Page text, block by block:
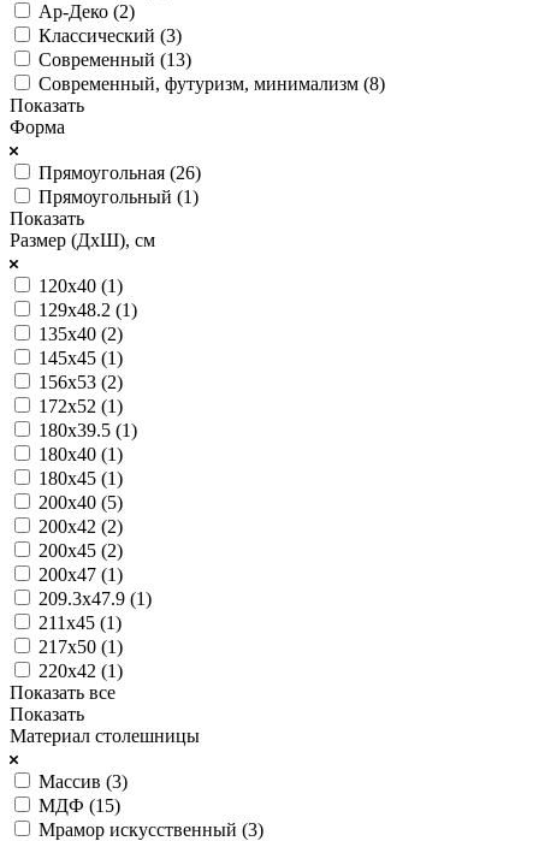
Ар-Деко (2)
Классический (3)
Современный (13)
Современный, футуризм, минимализм (8)
Показать
Форма
Прямоугольная (26)
Прямоугольный (1)
Показать
Размер (ДхШ), см
120х40 (1)
129х48.2 (1)
135х40 (2)
145х45 (1)
156х53 (2)
172х52 (1)
180х39.5 (1)
180х40 (1)
180х45 (1)
200х40 (5)
200х42 (2)
200х45 (2)
200х47 (1)
209.3х47.9 (1)
211х45 (1)
217х50 (1)
220х42 (1)
Показать все
Показать
Материал столешницы
Массив (3)
МДФ (15)
Мрамор искусственный (3)